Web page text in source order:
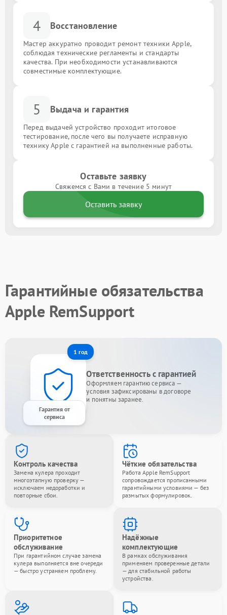
4 Восстановление
Мастер аккуратно проводит ремонт техники Apple,
соблюдая технические регламенты и стандарты
качества. При необходимости устанавливаются
совместимые комплектующие.
5 Выдача и гарантия
Перед выдачей устройство проходит итоговое
тестирование, после чего вы получаете исправную
технику Apple с гарантией на выполненные работы.
Оставьте заявку
Свяжемся с Вами в течение 5 минут
Оставить заявку
Гарантийные обязательства
Apple RemSupport
1 год
Гарантия от
сервиса
Ответственность с гарантией
Оформляем гарантию сервиса —
условия зафиксированы в договоре
и понятны заранее.
Контроль качества
Замена кулера проходит
многоэтапную проверку —
исключаем недоработки и
повторные сбои.
Чёткие обязательства
Работа Apple RemSupport
сопровождается прописанными
гарантийными условиями — без
размытых формулировок.
Приоритетное
обслуживание
При гарантийном случае замена
кулера выполняется вне очереди
— быстро устраняем проблему.
Надёжные
комплектующие
В рамках обслуживания
применяем проверенные детали
— для стабильной работы
устройства.